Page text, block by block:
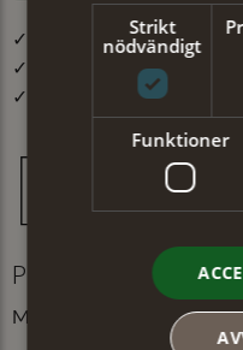
✓ Öppet köp i 30 dagar ✓
✓ Din beställning skickas
✓ Snabb leverans från vårt
Produktinformation
Mått: 50x180 cm
Strikt
nödvändigt
Funktioner